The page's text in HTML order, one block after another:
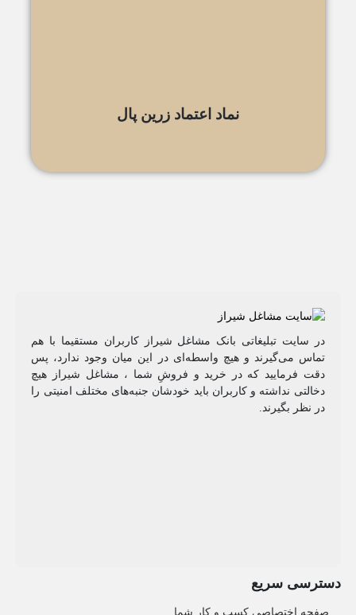
نماد اعتماد زرین پال
در سایت تبلیغاتی بانک مشاغل شیراز کاربران مستقیما با هم
تماس می‌گیرند و هیچ واسطه‌ای در این میان وجود ندارد، پس
دقت فرمایید که در خرید و فروشِ شما ، مشاغل شیراز هیچ
دخالتی نداشته و کاربران باید خودشان جنبه‌های مختلف امنیتی را
در نظر بگیرند.
دسترسی سریع
صفحه اختصاصی کسب و کار شما